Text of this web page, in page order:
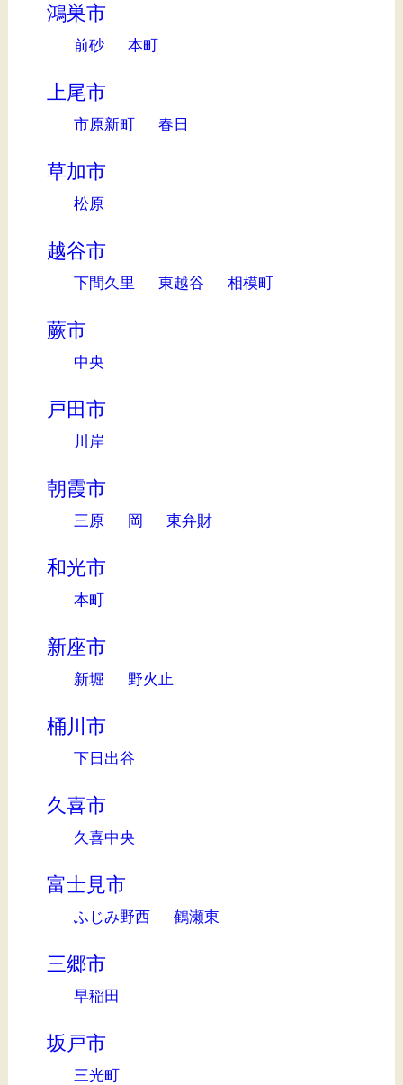
鴻巣市
前砂 本町
上尾市
市原新町 春日
草加市
松原
越谷市
下間久里 東越谷 相模町
蕨市
中央
戸田市
川岸
朝霞市
三原 岡 東弁財
和光市
本町
新座市
新堀 野火止
桶川市
下日出谷
久喜市
久喜中央
富士見市
ふじみ野西 鶴瀬東
三郷市
早稲田
坂戸市
三光町